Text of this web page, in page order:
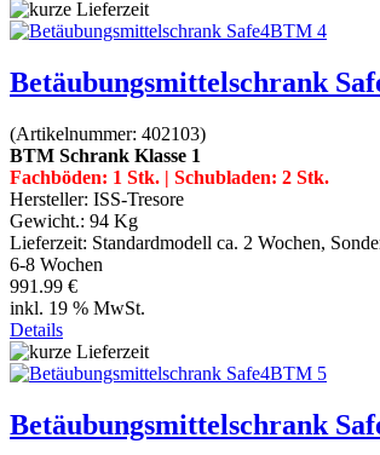
Betäubungsmittelschrank
(Artikelnummer: 402103)
BTM Schrank Klasse 1
Fachböden: 1 Stk. | Schubladen: 2 Stk.
Hersteller: ISS-Tresore
Gewicht.: 94 Kg
Lieferzeit: Standardmodell ca. 2 Wochen,
6-8 Wochen
991.99 €
inkl. 19 % MwSt.
Details
Betäubungsmittelschrank